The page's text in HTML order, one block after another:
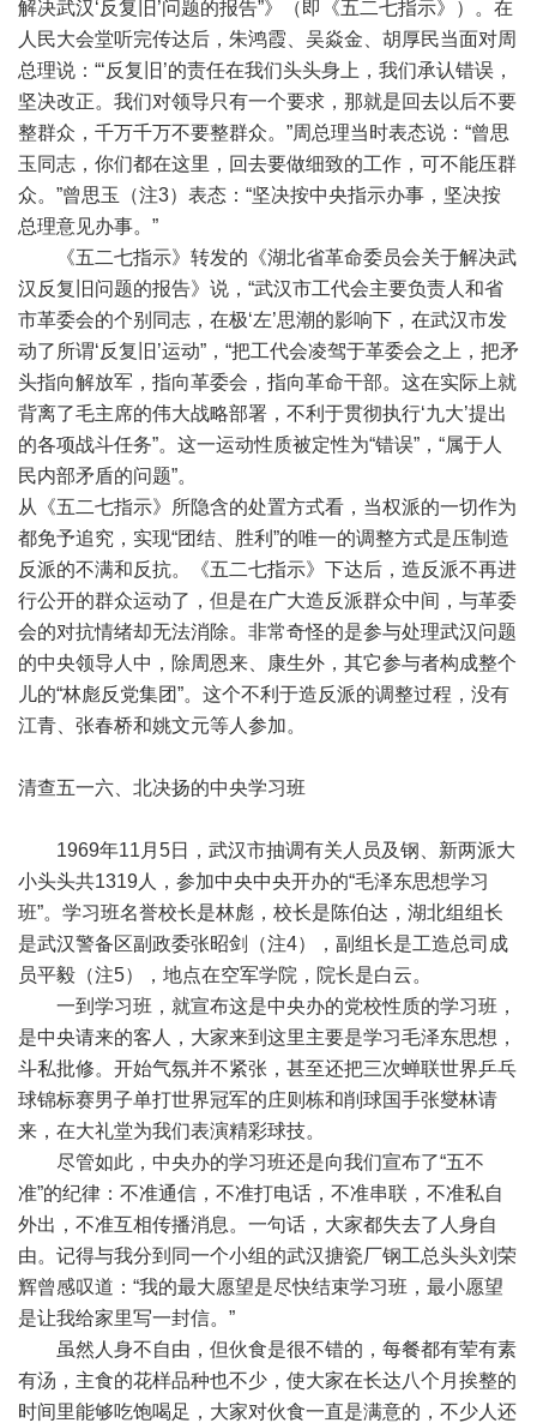
解决武汉‘反复旧’问题的报告”》（即《五二七指示》）。在
人民大会堂听完传达后，朱鸿霞、吴焱金、胡厚民当面对周
总理说：“‘反复旧’的责任在我们头头身上，我们承认错误，
坚决改正。我们对领导只有一个要求，那就是回去以后不要
整群众，千万千万不要整群众。”周总理当时表态说：“曾思
玉同志，你们都在这里，回去要做细致的工作，可不能压群
众。”曾思玉（注3）表态：“坚决按中央指示办事，坚决按
总理意见办事。”
《五二七指示》转发的《湖北省革命委员会关于解决武
汉反复旧问题的报告》说，“武汉市工代会主要负责人和省
市革委会的个别同志，在极‘左’思潮的影响下，在武汉市发
动了所谓‘反复旧’运动”，“把工代会凌驾于革委会之上，把矛
头指向解放军，指向革委会，指向革命干部。这在实际上就
背离了毛主席的伟大战略部署，不利于贯彻执行‘九大’提出
的各项战斗任务”。这一运动性质被定性为“错误”，“属于人
民内部矛盾的问题”。
从《五二七指示》所隐含的处置方式看，当权派的一切作为
都免予追究，实现“团结、胜利”的唯一的调整方式是压制造
反派的不满和反抗。《五二七指示》下达后，造反派不再进
行公开的群众运动了，但是在广大造反派群众中间，与革委
会的对抗情绪却无法消除。非常奇怪的是参与处理武汉问题
的中央领导人中，除周恩来、康生外，其它参与者构成整个
儿的“林彪反党集团”。这个不利于造反派的调整过程，没有
江青、张春桥和姚文元等人参加。
清查五一六、北决扬的中央学习班
1969年11月5日，武汉市抽调有关人员及钢、新两派大
小头头共1319人，参加中央中央开办的“毛泽东思想学习
班”。学习班名誉校长是林彪，校长是陈伯达，湖北组组长
是武汉警备区副政委张昭剑（注4），副组长是工造总司成
员平毅（注5），地点在空军学院，院长是白云。
一到学习班，就宣布这是中央办的党校性质的学习班，
是中央请来的客人，大家来到这里主要是学习毛泽东思想，
斗私批修。开始气氛并不紧张，甚至还把三次蝉联世界乒乓
球锦标赛男子单打世界冠军的庄则栋和削球国手张燮林请
来，在大礼堂为我们表演精彩球技。
尽管如此，中央办的学习班还是向我们宣布了“五不
准”的纪律：不准通信，不准打电话，不准串联，不准私自
外出，不准互相传播消息。一句话，大家都失去了人身自
由。记得与我分到同一个小组的武汉搪瓷厂钢工总头头刘荣
辉曾感叹道：“我的最大愿望是尽快结束学习班，最小愿望
是让我给家里写一封信。”
虽然人身不自由，但伙食是很不错的，每餐都有荤有素
有汤，主食的花样品种也不少，使大家在长达八个月挨整的
时间里能够吃饱喝足，大家对伙食一直是满意的，不少人还